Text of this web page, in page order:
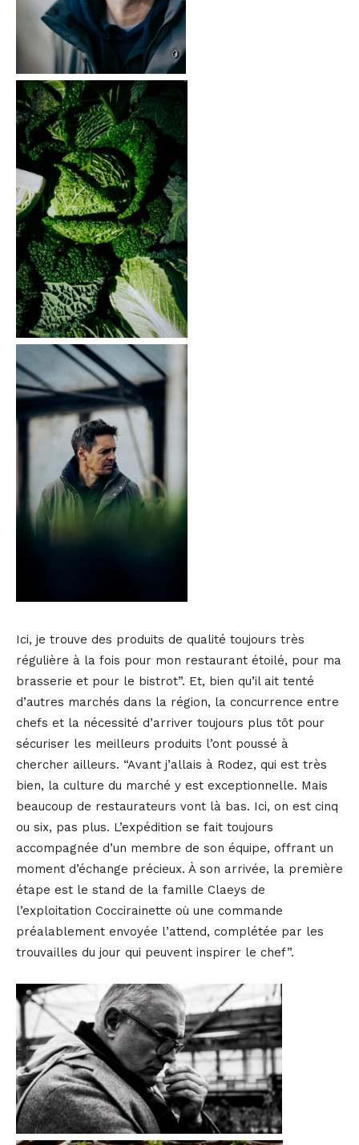
Ici, je trouve des produits de qualité toujours très
régulière à la fois pour mon restaurant étoilé, pour ma
brasserie et pour le bistrot”. Et, bien qu’il ait tenté
d’autres marchés dans la région, la concurrence entre
chefs et la nécessité d’arriver toujours plus tôt pour
sécuriser les meilleurs produits l’ont poussé à
chercher ailleurs. “Avant j’allais à Rodez, qui est très
bien, la culture du marché y est exceptionnelle. Mais
beaucoup de restaurateurs vont là bas. Ici, on est cinq
ou six, pas plus. L’expédition se fait toujours
accompagnée d’un membre de son équipe, offrant un
moment d’échange précieux. À son arrivée, la première
étape est le stand de la famille Claeys de
l’exploitation Coccirainette où une commande
préalablement envoyée l’attend, complétée par les
trouvailles du jour qui peuvent inspirer le chef”.